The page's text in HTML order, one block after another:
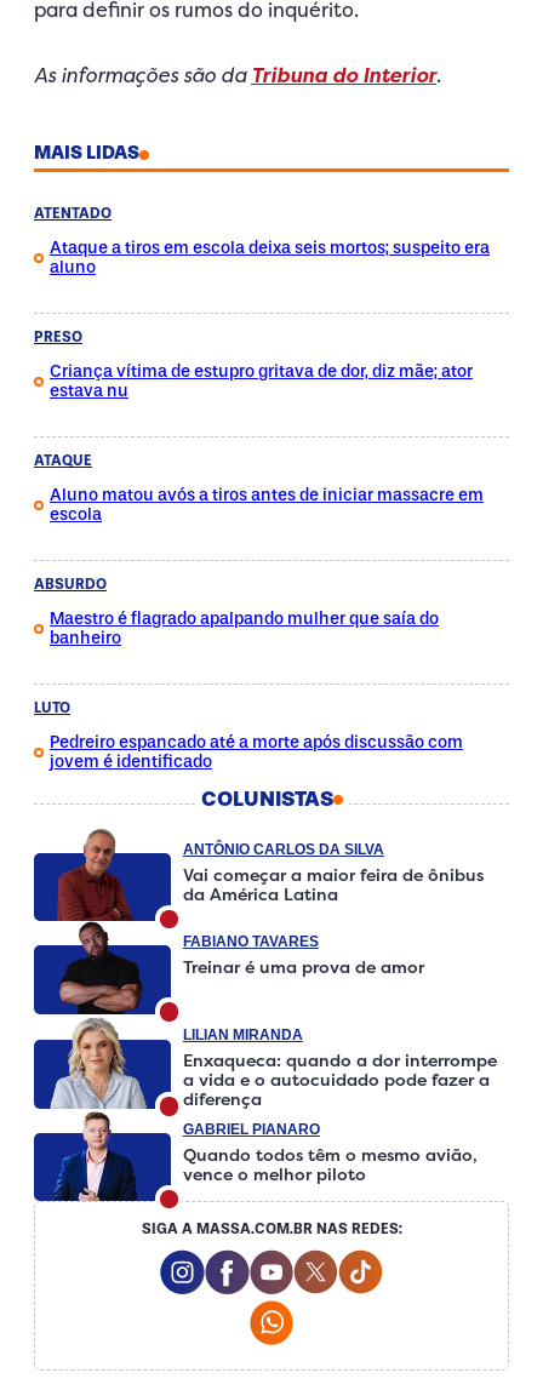
para definir os rumos do inquérito.
As informações são da Tribuna do Interior.
MAIS LIDAS
ATENTADO
Ataque a tiros em escola deixa seis mortos; suspeito era
aluno
PRESO
Criança vítima de estupro gritava de dor, diz mãe; ator
estava nu
ATAQUE
Aluno matou avós a tiros antes de iniciar massacre em
escola
ABSURDO
Maestro é flagrado apalpando mulher que saía do
banheiro
LUTO
Pedreiro espancado até a morte após discussão com
jovem é identificado
COLUNISTAS
ANTÔNIO CARLOS DA SILVA
Vai começar a maior feira de ônibus
da América Latina
FABIANO TAVARES
Treinar é uma prova de amor
LILIAN MIRANDA
Enxaqueca: quando a dor interrompe
a vida e o autocuidado pode fazer a
diferença
GABRIEL PIANARO
Quando todos têm o mesmo avião,
vence o melhor piloto
SIGA A MASSA.COM.BR NAS REDES:
Instagram Social Media
Facebook Social Media
Youtube Social Media
Twitter Social Media
Tiktok Social
Whatsapp Social Media